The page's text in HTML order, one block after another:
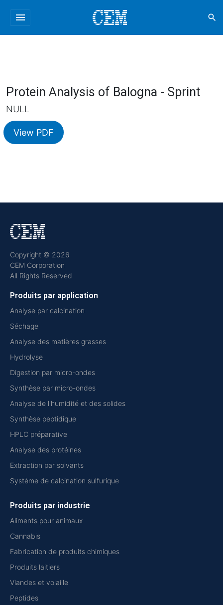
menu search
Protein Analysis of Balogna - Sprint
NULL
View PDF
Copyright © 2026
CEM Corporation
All Rights Reserved
Produits par application
Analyse par calcination
Séchage
Analyse des matières grasses
Hydrolyse
Digestion par micro-ondes
Synthèse par micro-ondes
Analyse de l'humidité et des solides
Synthèse peptidique
HPLC préparative
Analyse des protéines
Extraction par solvants
Système de calcination sulfurique
Produits par industrie
Aliments pour animaux
Cannabis
Fabrication de produits chimiques
Produits laitiers
Viandes et volaille
Peptides